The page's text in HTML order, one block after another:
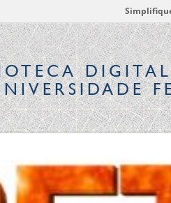
DIGITAL